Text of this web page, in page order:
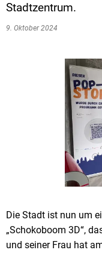
Stadtzentrum.
9. Oktober 2024
Die Stadt ist nun um
„Schokoboom 3D“,
und seiner Frau hat